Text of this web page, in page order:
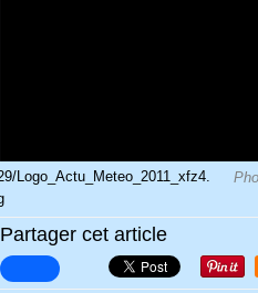
Partager cet article